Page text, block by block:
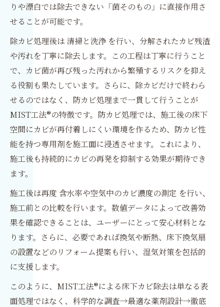
りや漂白では除去できない「菌そのもの」に直接作用さ
せることが可能です。
除カビ処理後は 清掃と洗浄 を行い、分解されたカビ残渣
や汚れを丁寧に除去します。この工程は丁寧に行うこと
で、カビ菌が再び残った汚れから繁殖するリスクを抑え
る役割も果たしています。さらに、除カビだけで終わら
せるのではなく、防カビ処理まで一貫して行うことが
MIST工法®の特徴です。防カビ処理では、施工後の床下
空間にカビが再付着しにくい環境を作るため、防カビ性
能を持つ専用剤を施工面に浸透させます。これにより、
施工後も持続的にカビの再発を抑制する効果が期待でき
ます。
施工後は再度 含水率や空気中のカビ濃度の測定 を行い、
施工前との比較を行います。数値データによって改善効
果を確認できることは、ユーザーにとって安心材料とな
ります。さらに、必要であれば換気や断熱、床下換気扇
の設置などのリフォーム提案も行い、湿気対策を包括的
に支援します。
このように、MIST工法®による床下カビ除去は単なる表
面処理ではなく、科学的な調査→最適な薬剤設計→徹底